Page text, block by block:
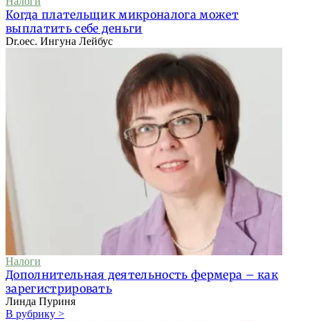
Когда плательщик микроналога может
выплатить себе деньги
Dr.oec. Ингуна Лейбус
Налоги
Дополнительная деятельность фермера – как
зарегистрировать
Линда Пуриня
В рубрику >